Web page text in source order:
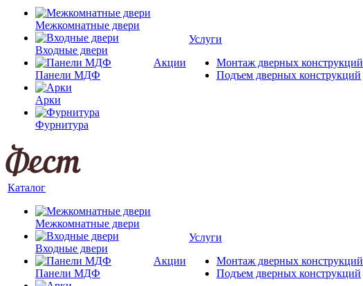
Межкомнатные двери
Входные двери
Панели МДФ
Арки
Фурнитура
Акции
Услуги
Монтаж дверных конструкций
Подъем дверных конструкций
Каталог
Межкомнатные двери
Входные двери
Панели МДФ
Акции
Услуги
Монтаж дверных конструкций
Подъем дверных конструкций